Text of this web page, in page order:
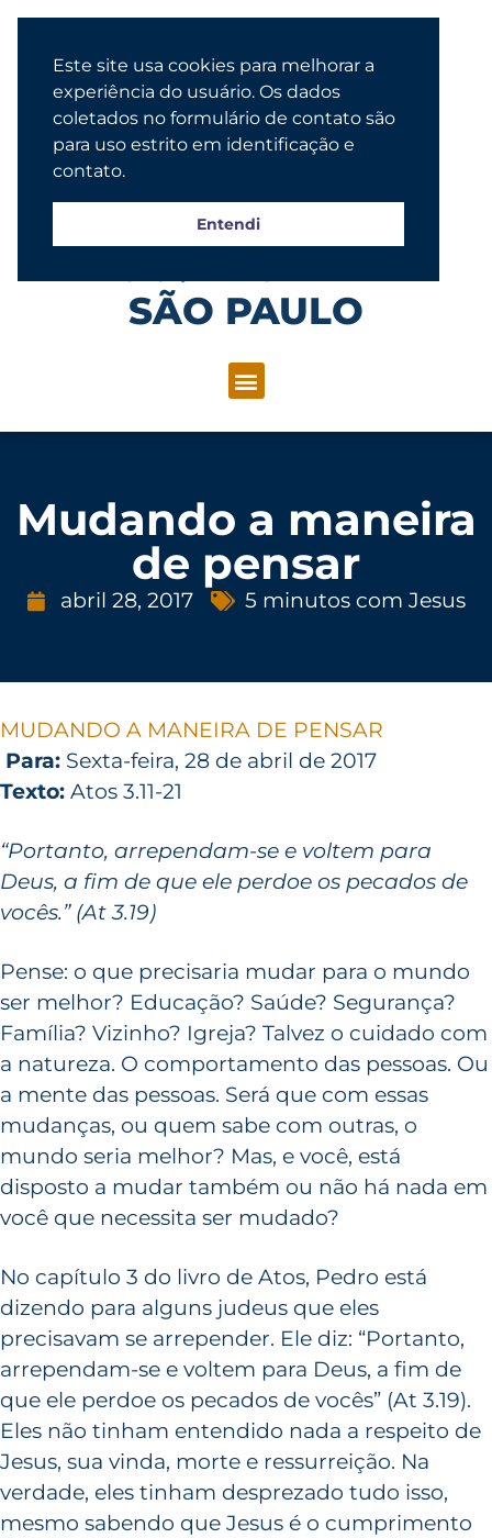
SÃO PAULO
Mudando a maneira
de pensar
abril 28, 2017 5 minutos com Jesus
MUDANDO A MANEIRA DE PENSAR
Para: Sexta-feira, 28 de abril de 2017
Texto: Atos 3.11-21
“Portanto, arrependam-se e voltem para
Deus, a fim de que ele perdoe os pecados de
vocês.” (At 3.19)
Pense: o que precisaria mudar para o mundo
ser melhor? Educação? Saúde? Segurança?
Família? Vizinho? Igreja? Talvez o cuidado com
a natureza. O comportamento das pessoas. Ou
a mente das pessoas. Será que com essas
mudanças, ou quem sabe com outras, o
mundo seria melhor? Mas, e você, está
disposto a mudar também ou não há nada em
você que necessita ser mudado?
No capítulo 3 do livro de Atos, Pedro está
dizendo para alguns judeus que eles
precisavam se arrepender. Ele diz: “Portanto,
arrependam-se e voltem para Deus, a fim de
que ele perdoe os pecados de vocês” (At 3.19).
Eles não tinham entendido nada a respeito de
Jesus, sua vinda, morte e ressurreição. Na
verdade, eles tinham desprezado tudo isso,
mesmo sabendo que Jesus é o cumprimento
Este site usa cookies para melhorar a
experiência do usuário. Os dados
coletados no formulário de contato são
para uso estrito em identificação e
contato.
Entendi